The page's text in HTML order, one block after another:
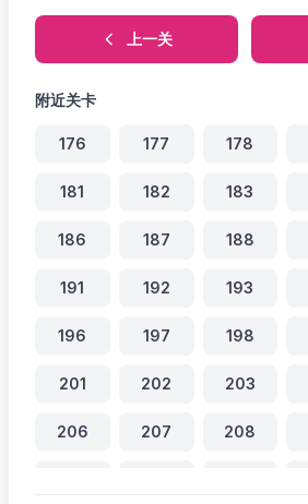
上一关
附近关卡
176 177 178
181 182 183
186 187 188
191 192 193
196 197 198
201 202 203
206 207 208